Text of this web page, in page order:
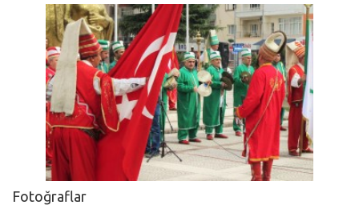
Fotoğraflar